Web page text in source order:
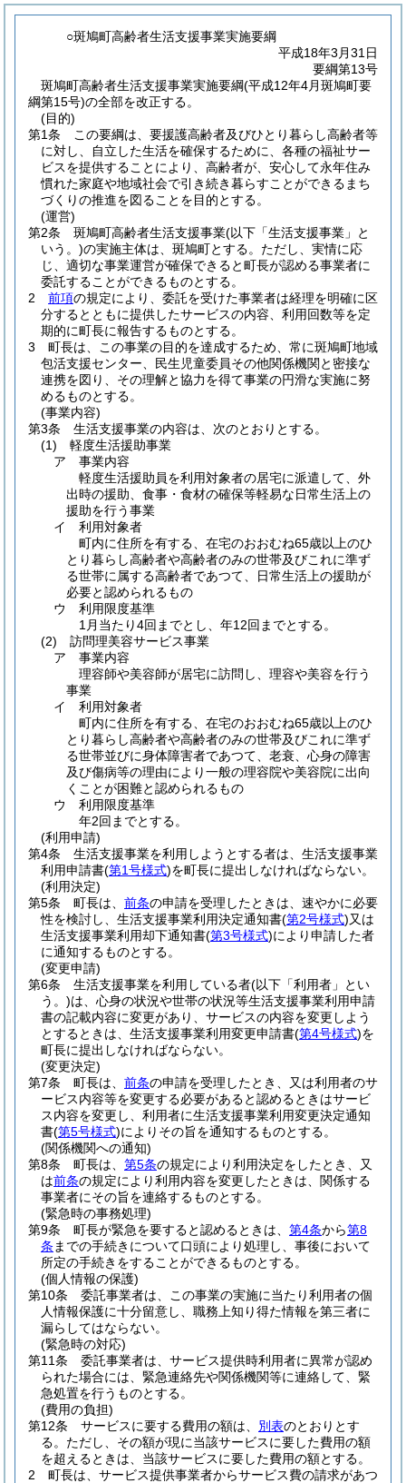
○斑鳩町高齢者生活支援事業実施要綱
平成18年3月31日
要綱第13号
斑鳩町高齢者生活支援事業実施要綱(平成12年4月斑鳩町要
綱第15号)の全部を改正する。
(目的)
第1条
この要綱は、要援護高齢者及びひとり暮らし高齢者等
に対し、自立した生活を確保するために、各種の福祉サー
ビスを提供することにより、高齢者が、安心して永年住み
慣れた家庭や地域社会で引き続き暮らすことができるまち
づくりの推進を図ることを目的とする。
(運営)
第2条
斑鳩町高齢者生活支援事業(以下「生活支援事業」と
いう。)の実施主体は、斑鳩町とする。 ただし、実情に応
じ、適切な事業運営が確保できると町長が認める事業者に
委託することができるものとする。
2
前項の規定により、委託を受けた事業者は経理を明確に区
分するとともに提供したサービスの内容、利用回数等を定
期的に町長に報告するものとする。
3
町長は、この事業の目的を達成するため、常に斑鳩町地域
包活支援センター、民生児童委員その他関係機関と密接な
連携を図り、その理解と協力を得て事業の円滑な実施に努
めるものとする。
(事業内容)
第3条
生活支援事業の内容は、次のとおりとする。
(1)
軽度生活援助事業
ア
事業内容
軽度生活援助員を利用対象者の居宅に派遣して、外
出時の援助、食事・食材の確保等軽易な日常生活上の
援助を行う事業
イ
利用対象者
町内に住所を有する、在宅のおおむね65歳以上のひ
とり暮らし高齢者や高齢者のみの世帯及びこれに準ず
る世帯に属する高齢者であつて、日常生活上の援助が
必要と認められるもの
ウ
利用限度基準
1月当たり4回までとし、年12回までとする。
(2)
訪問理美容サービス事業
ア
事業内容
理容師や美容師が居宅に訪問し、理容や美容を行う
事業
イ
利用対象者
町内に住所を有する、在宅のおおむね65歳以上のひ
とり暮らし高齢者や高齢者のみの世帯及びこれに準ず
る世帯並びに身体障害者であつて、老衰、心身の障害
及び傷病等の理由により一般の理容院や美容院に出向
くことが困難と認められるもの
ウ
利用限度基準
年2回までとする。
(利用申請)
第4条
生活支援事業を利用しようとする者は、生活支援事業
利用申請書(第1号様式)を町長に提出しなければならない。
(利用決定)
第5条
町長は、 前条の申請を受理したときは、速やかに必要
性を検討し、生活支援事業利用決定通知書(第2号様式)又は
生活支援事業利用却下通知書(第3号様式)により申請した者
に通知するものとする。
(変更申請)
第6条
生活支援事業を利用している者(以下「利用者」とい
う。)は、心身の状況や世帯の状況等生活支援事業利用申請
書の記載内容に変更があり、サービスの内容を変更しよう
とするときは、生活支援事業利用変更申請書(第4号様式)を
町長に提出しなければならない。
(変更決定)
第7条
町長は、 前条の申請を受理したとき、又は利用者のサ
ービス内容等を変更する必要があると認めるときはサービ
ス内容を変更し、利用者に生活支援事業利用変更決定通知
書(第5号様式)によりその旨を通知するものとする。
(関係機関への通知)
第8条
町長は、 第5条の規定により利用決定をしたとき、又
は前条の規定により利用内容を変更したときは、関係する
事業者にその旨を連絡するものとする。
(緊急時の事務処理)
第9条
町長が緊急を要すると認めるときは、 第4条から第8
条 までの手続きについて口頭により処理し、事後において
所定の手続きをすることができるものとする。
(個人情報の保護)
第10条
委託事業者は、この事業の実施に当たり利用者の個
人情報保護に十分留意し、職務上知り得た情報を第三者に
漏らしてはならない。
(緊急時の対応)
第11条
委託事業者は、サービス提供時利用者に異常が認め
られた場合には、緊急連絡先や関係機関等に連絡して、緊
急処置を行うものとする。
(費用の負担)
第12条
サービスに要する費用の額は、 別表のとおりとす
る。 ただし、その額が現に当該サービスに要した費用の額
を超えるときは、当該サービスに要した費用の額とする。
2
町長は、サービス提供事業者からサービス費の請求があつ